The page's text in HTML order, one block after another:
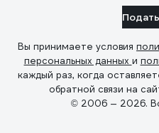
Вы принимаете условия
персональных данных и
каждый раз, когда
обратной связи на
© 2006 — 2026.